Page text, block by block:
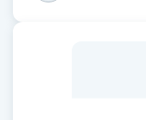
Fotsvamp